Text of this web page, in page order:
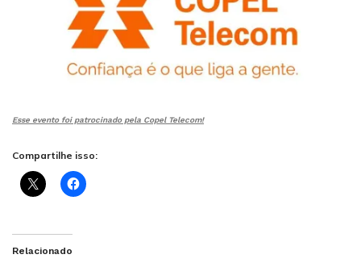
Esse evento foi patrocinado pela Copel Telecom!
Compartilhe isso:
Relacionado